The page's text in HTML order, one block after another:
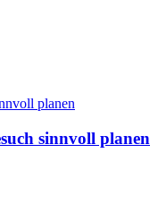
sinnvoll planen